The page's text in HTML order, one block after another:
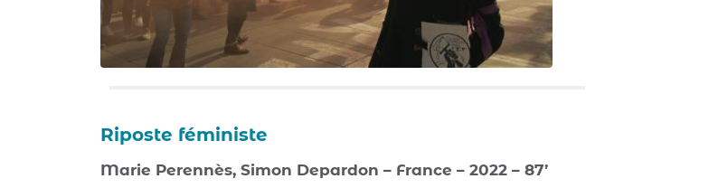
Riposte féministe
Marie Perennès, Simon Depardon – France – 2022 – 87’